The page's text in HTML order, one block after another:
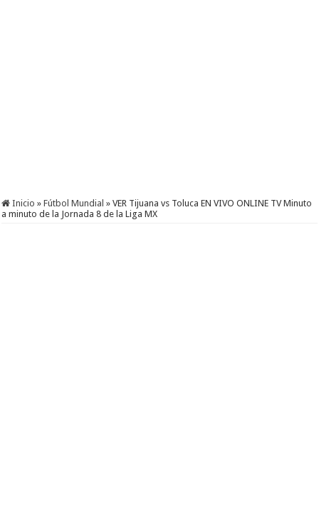
Inicio » Fútbol Mundial » VER Tijuana vs Toluca EN VIVO ONLINE TV Minuto
a minuto de la Jornada 8 de la Liga MX